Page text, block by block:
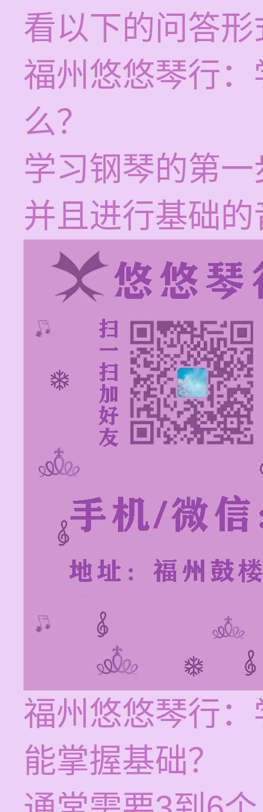
看以下的问答
福州悠悠琴行
么？
学习钢琴的第
并且进行基础
福州悠悠琴行
能掌握基础？